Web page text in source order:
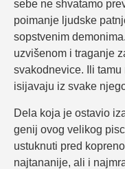
sebe ne shvatamo
poimanje ljudske
sopstvenim
uzvišenom i traganje
svakodnevice. Ili
isijavaju iz svake
Dela koja je ostavio
genij ovog velikog
ustuknuti pred
najtananije, ali i